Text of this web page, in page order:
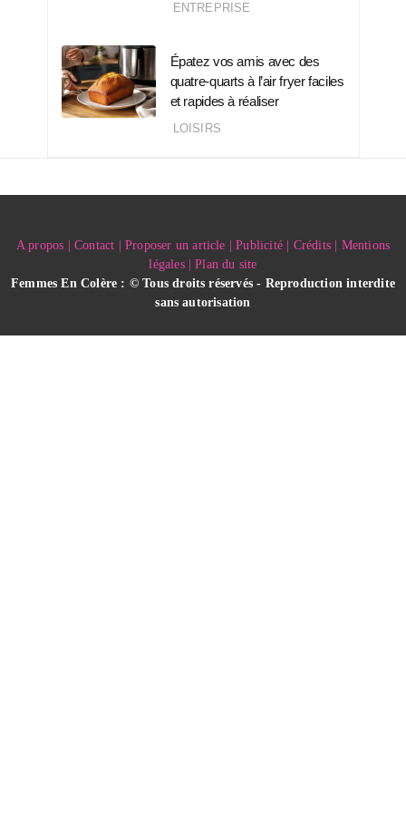
ENTREPRISE
Épatez vos amis avec des
quatre-quarts à l’air fryer faciles
et rapides à réaliser
LOISIRS
A propos | Contact | Proposer un article | Publicité | Crédits | Mentions
légales |Plan du site
Femmes En Colère : © Tous droits réservés - Reproduction interdite
sans autorisation